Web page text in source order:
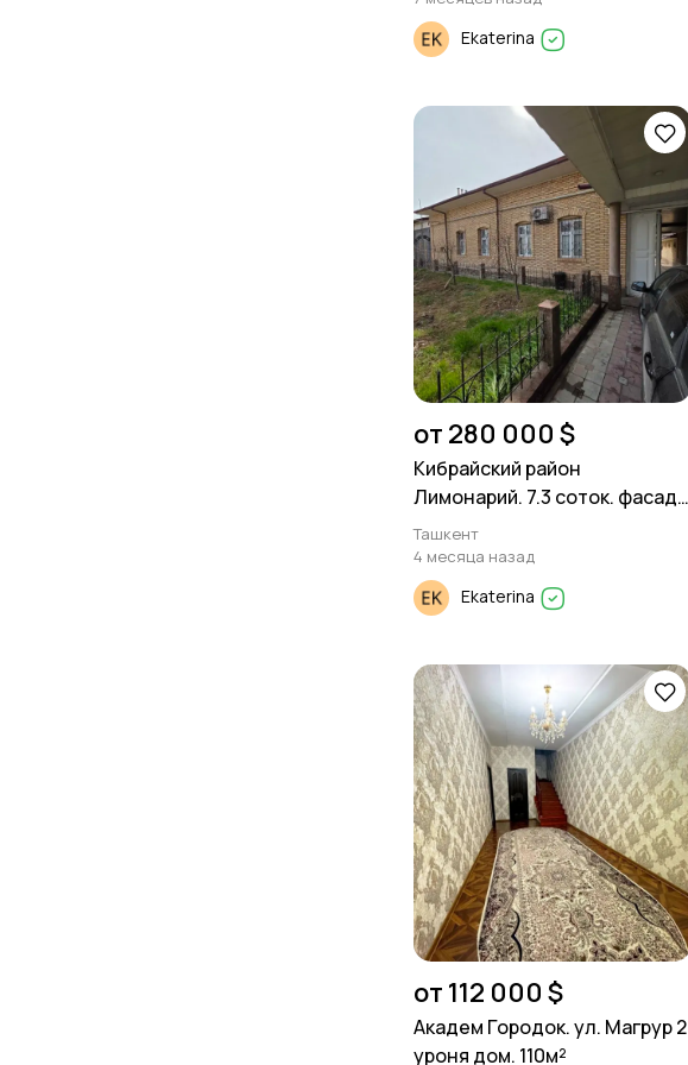
Ekaterina
от 280 000 $
Кибрайский район
Лимонарий. 7.3 соток. фасад
19.5м
Ташкент
4 месяца назад
Ekaterina
от 112 000 $
Академ Городок. ул. Магрур 2
уроня дом. 110м²